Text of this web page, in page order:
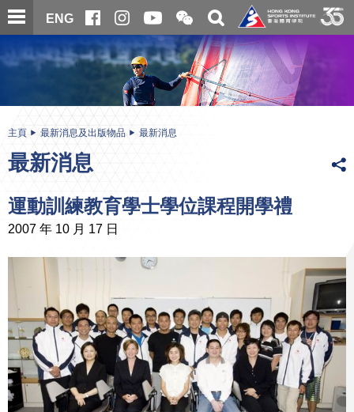
跳
至
內
ENG
開
合
微
信
二
維
碼
關
搜
尋
内
主頁 最新消息及出版物品 最新消息
最新消息
運動訓練教育學士學位課程開學禮
2007 年 10 月 17 日